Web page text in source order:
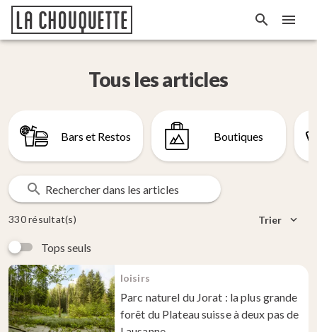
Tous les articles
Bars et Restos Boutiques
Rechercher dans les articles
330 résultat(s) Trier
Tops seuls
loisirs
Parc naturel du Jorat : la plus grande
forêt du Plateau suisse à deux pas de